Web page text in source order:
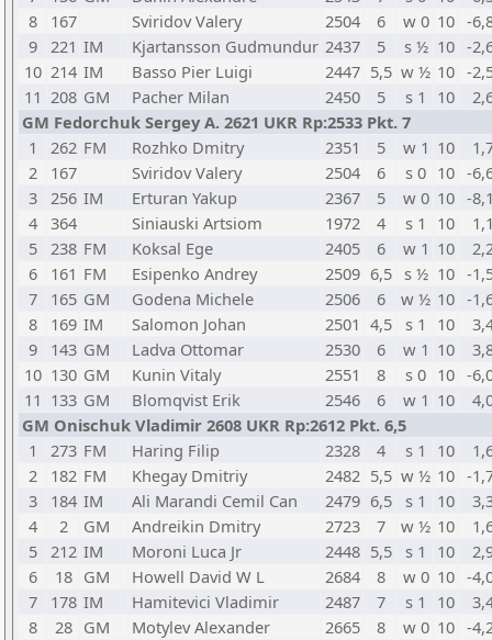
8
167 Sviridov Valery 2504 6 w 0 10 -
9 221 IM Kjartansson Gudmundur 2437 5 s ½ 10 -
10 214 IM Basso Pier Luigi 2447 5,5 w ½ 10 -
11 208 GM Pacher Milan 2450 5 s 1 10
GM Fedorchuk Sergey A. 2621 UKR Rp:2533 Pkt. 7
1
262 FM Rozhko Dmitry 2351 5 w 1 10
2
167 Sviridov Valery 2504 6 s 0 10 -
3 256 IM Erturan Yakup 2367 5 w 0 10 -
4 364 Siniauski Artsiom 1972 4 s 1 10
5 238 FM Koksal Ege 2405 6 w 1 10
6
161 FM Esipenko Andrey 2509 6,5 s ½ 10 -
7
165 GM Godena Michele 2506 6 w ½ 10 -
8
169 IM Salomon Johan 2501 4,5 s 1 10
9
143 GM Ladva Ottomar 2530 6 w 1 10
10 130 GM Kunin Vitaly 2551 8 s 0 10 -
11 133 GM Blomqvist Erik 2546 6 w 1 10
GM Onischuk Vladimir 2608 UKR Rp:2612 Pkt. 6,5
1
273 FM Haring Filip 2328 4 s 1 10
2
182 FM Khegay Dmitriy 2482 5,5 w ½ 10 -
3
184 IM Ali Marandi Cemil Can 2479 6,5 s 1 10
4
2 GM Andreikin Dmitry 2723 7 w ½ 10
5 212 IM Moroni Luca Jr 2448 5,5 s 1 10
6
18 GM Howell David W L 2684 8 w 0 10 -
7
178 IM Hamitevici Vladimir 2487 7 s 1 10
8
28 GM Motylev Alexander 2665 8 w 0 10 -